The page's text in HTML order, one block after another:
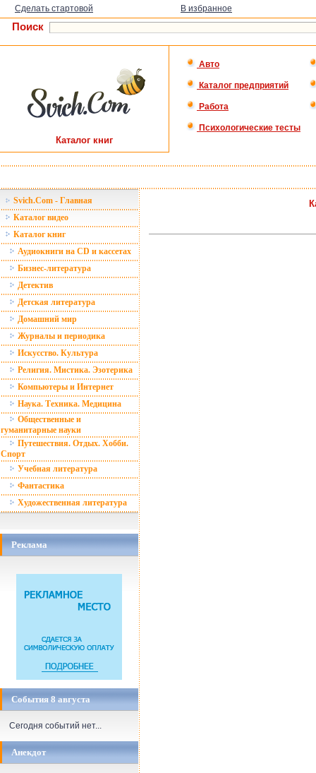
Сделать стартовой В избранное
Поиск
Каталог книг
Авто
Каталог предприятий
Работа
Психологические тесты
Svich.Com - Главная
Каталог видео
Каталог книг
Аудиокниги на CD и кассетах
Бизнес-литература
Детектив
Детская литература
Домашний мир
Журналы и периодика
Искусство. Культура
Религия. Мистика. Эзотерика
Компьютеры и Интернет
Наука. Техника. Медицина
Общественные и
гуманитарные науки
Путешествия. Отдых. Хобби.
Спорт
Учебная литература
Фантастика
Художественная литература
Реклама
События 8 августа
Сегодня событий нет...
Анекдот